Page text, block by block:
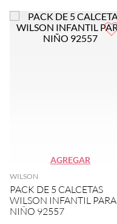
AGREGAR
WILSON
PACK DE 5 CALCETAS
WILSON INFANTIL PARA
NIÑO 92557